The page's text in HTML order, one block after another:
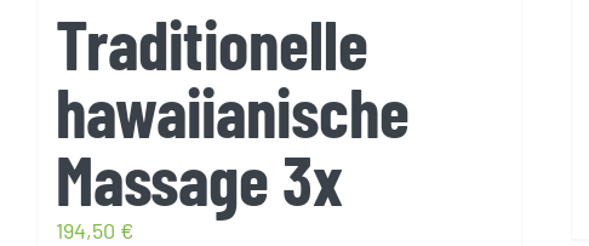
Traditionelle
hawaiianische
Massage 3x
194,50 €